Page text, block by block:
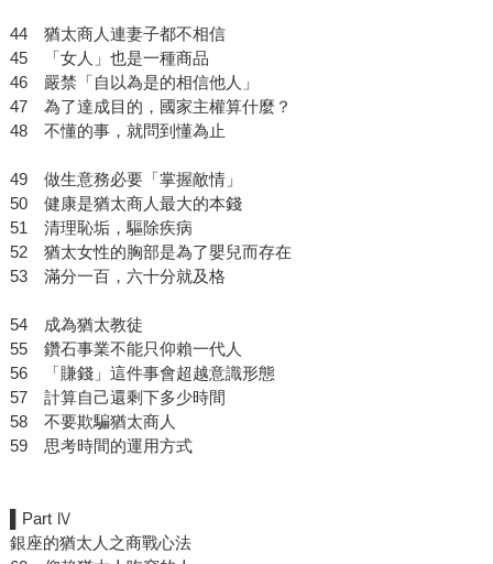
44 猶太商人連妻子都不相信
45 「女人」也是一種商品
46 嚴禁「自以為是的相信他人」
47 為了達成目的，國家主權算什麼？
48 不懂的事，就問到懂為止
49 做生意務必要「掌握敵情」
50 健康是猶太商人最大的本錢
51 清理恥垢，驅除疾病
52 猶太女性的胸部是為了嬰兒而存在
53 滿分一百，六十分就及格
54 成為猶太教徒
55 鑽石事業不能只仰賴一代人
56 「賺錢」這件事會超越意識形態
57 計算自己還剩下多少時間
58 不要欺騙猶太商人
59 思考時間的運用方式
▌Part Ⅳ
銀座的猶太人之商戰心法